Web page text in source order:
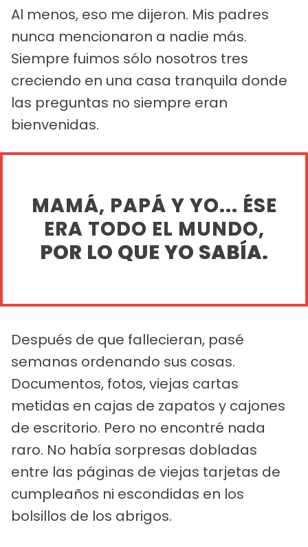
Al menos, eso me dijeron. Mis padres
nunca mencionaron a nadie más.
Siempre fuimos sólo nosotros tres
creciendo en una casa tranquila donde
las preguntas no siempre eran
bienvenidas.
MAMÁ, PAPÁ Y YO... ÉSE
ERA TODO EL MUNDO,
POR LO QUE YO SABÍA.
Después de que fallecieran, pasé
semanas ordenando sus cosas.
Documentos, fotos, viejas cartas
metidas en cajas de zapatos y cajones
de escritorio. Pero no encontré nada
raro. No había sorpresas dobladas
entre las páginas de viejas tarjetas de
cumpleaños ni escondidas en los
bolsillos de los abrigos.